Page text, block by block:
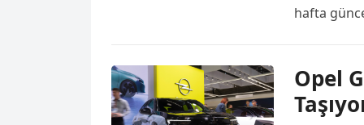
hafta
filmlerin
2025 en […]
Opel